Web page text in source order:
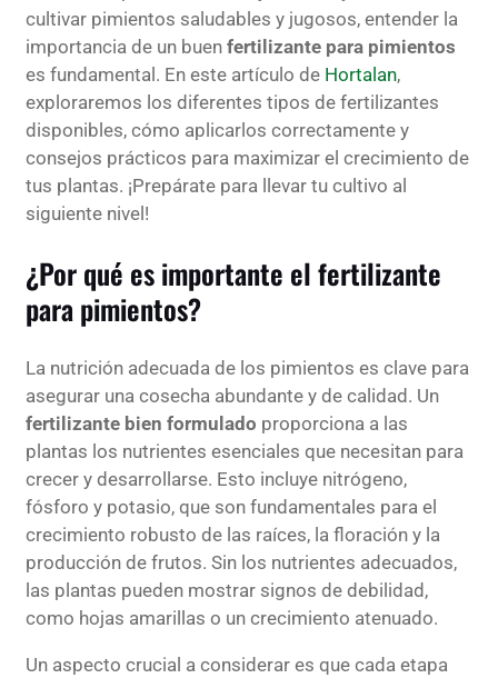
cultivar pimientos saludables y jugosos, entender la
importancia de un buen fertilizante para pimientos
es fundamental. En este artículo de Hortalan,
exploraremos los diferentes tipos de fertilizantes
disponibles, cómo aplicarlos correctamente y
consejos prácticos para maximizar el crecimiento de
tus plantas. ¡Prepárate para llevar tu cultivo al
siguiente nivel!
¿Por qué es importante el fertilizante
para pimientos?
La nutrición adecuada de los pimientos es clave para
asegurar una cosecha abundante y de calidad. Un
fertilizante bien formulado proporciona a las
plantas los nutrientes esenciales que necesitan para
crecer y desarrollarse. Esto incluye nitrógeno,
fósforo y potasio, que son fundamentales para el
crecimiento robusto de las raíces, la floración y la
producción de frutos. Sin los nutrientes adecuados,
las plantas pueden mostrar signos de debilidad,
como hojas amarillas o un crecimiento atenuado.
Un aspecto crucial a considerar es que cada etapa